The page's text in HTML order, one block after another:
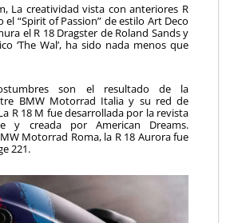
La creatividad vista con anteriores R
el “Spirit of Passion” de estilo Art Deco
el R 18 Dragster de Roland Sands y
‘The Wal’, ha sido nada menos que
son el resultado de la
BMW Motorrad Italia y su red de
R 18 M fue desarrollada por la revista
y creada por American Dreams.
Motorrad Roma, la R 18 Aurora fue
221.